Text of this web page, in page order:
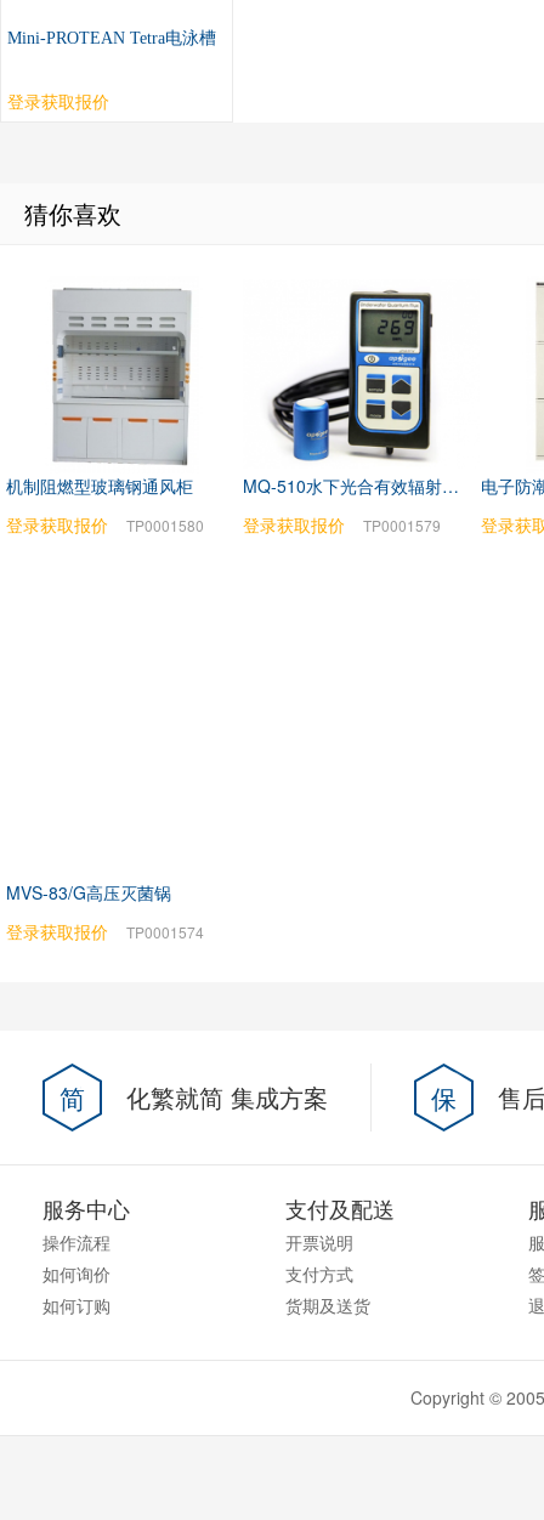
Mini-PROTEAN Tetra电泳槽
登录获取报价
猜你喜欢
机制阻燃型玻璃钢通风柜
登录获取报价
TP0001580
MQ-510水下光合有效辐射测量仪
登录获取报价
TP0001579
电子防
登录获
MVS-83/G高压灭菌锅
登录获取报价
TP0001574
简 化繁就简 集成方案 保 售
服务中心
操作流程
如何询价
如何订购
支付及配送
开票说明
支付方式
货期及送货
Copyright ©